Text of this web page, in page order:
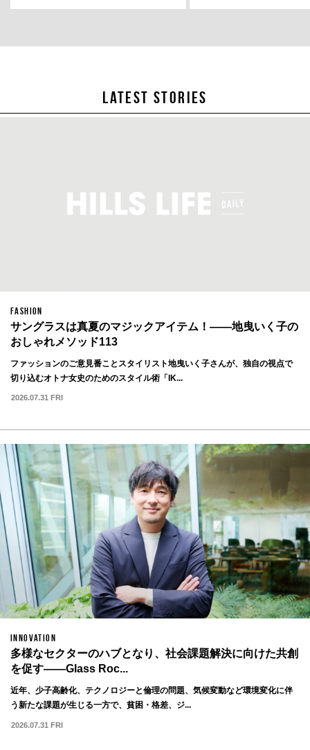
LATEST STORIES
FASHION
サングラスは真夏のマジックアイテム！——地曳いく子の
おしゃれメソッド113
ファッションのご意見番ことスタイリスト地曳いく子さんが、独自の視点で
切り込むオトナ女史のためのスタイル術「IK...
2026.07.31 FRI
INNOVATION
多様なセクターのハブとなり、社会課題解決に向けた共創
を促す——Glass Roc...
近年、少子高齢化、テクノロジーと倫理の問題、気候変動など環境変化に伴
う新たな課題が生じる一方で、貧困・格差、ジ...
2026.07.31 FRI